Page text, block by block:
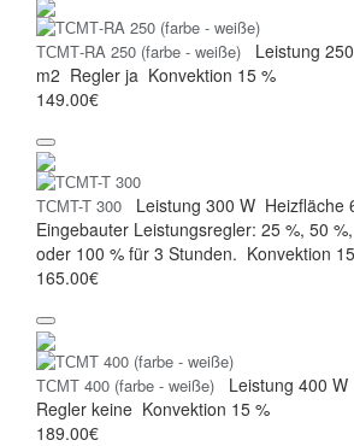
ТСМТ-RA 250 (farbe - weiße) Leistung
m2 Regler ja Konvektion 15 %
149.00€
ТСМT-T 300 Leistung 300 W Heizfläche
Eingebauter Leistungsregler: 25 %, 50
oder 100 % für 3 Stunden. Konvektion
165.00€
ТСМТ 400 (farbe - weiße) Leistung 400 W
Regler keine Konvektion 15 %
189.00€